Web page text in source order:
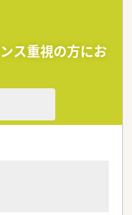
なり、即戦力とし
します。
ブランクがある方で
です。
師としての対応力
。
め、多様な症例に
頼関係を築きなが
れます。
事と家庭を両立させ
ンス重視の方にお